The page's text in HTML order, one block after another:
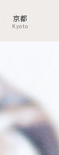
京都
Kyoto